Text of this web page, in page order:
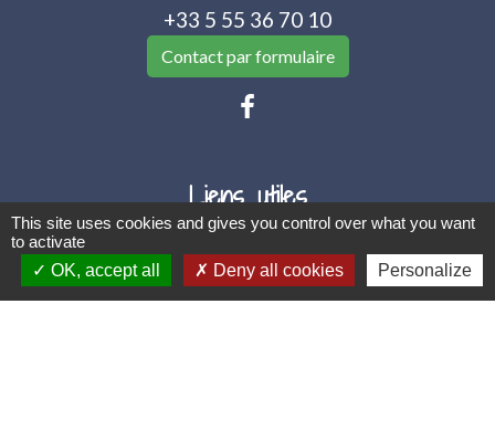
+33 5 55 36 70 10
Contact par formulaire
Liens utiles
Portail famille
Location de Salles
Menus de la cantine
This site uses cookies and gives you control over what you want
to activate
OK, accept all
Deny all cookies Personalize